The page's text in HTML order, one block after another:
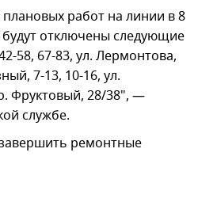
работ на линии в 8
будут отключены следующие
58, 67-83, ул. Лермонтова,
7-13, 10-16, ул.
Фруктовый, 28/38", —
службе.
ремонтные